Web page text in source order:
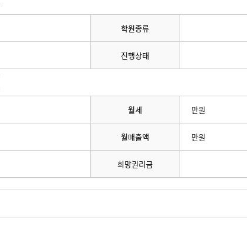
학원종류
진행상태
월세 만원
월매출액 만원
희망권리금